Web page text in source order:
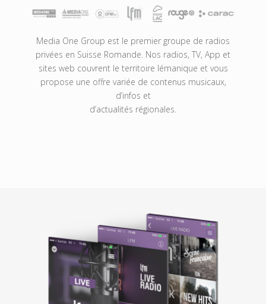
Media One Group est le premier groupe de radios
privées en Suisse Romande. Nos radios, TV, App et
sites web couvrent le territoire lémanique et vous
propose une offre variée de contenus musicaux,
d’infos et
d’actualités régionales.